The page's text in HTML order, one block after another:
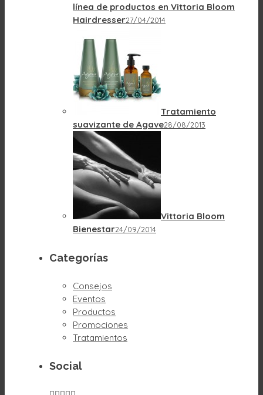
línea de productos en Vittoria Bloom
Hairdresser27/04/2014
Tratamiento
suavizante de Agave28/08/2013
Vittoria Bloom
Bienestar24/09/2014
Categorías
Consejos
Eventos
Productos
Promociones
Tratamientos
Social